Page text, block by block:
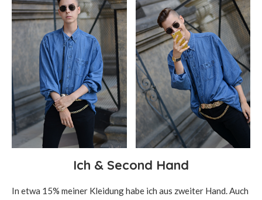
Ich & Second Hand
In etwa 15% meiner Kleidung habe ich aus zweiter Hand. Auch